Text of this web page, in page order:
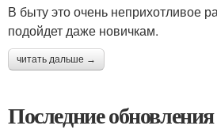
В быту это очень неприхотливое
подойдет даже новичкам.
читать дальше →
Последние